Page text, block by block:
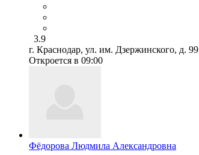
3.9
г. Краснодар, ул. им. Дзержинского, д. 99
Откроется в 09:00
Фёдорова Людмила Александровна